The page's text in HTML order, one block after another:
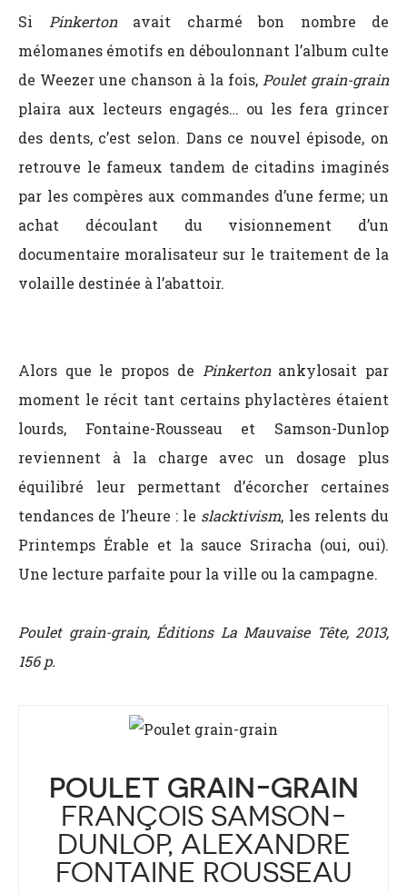
Si Pinkertonavait charmé bon nombre de
mélomanes émotifs en déboulonnant l’album culte
de Weezer une chanson à la fois, Poulet grain-grain
plaira aux lecteurs engagés… ou les fera grincer
des dents, c’est selon. Dans ce nouvel épisode, on
retrouve le fameux tandem de citadins imaginés
par les compères aux commandes d’une ferme; un
achat découlant du visionnement d’un
documentaire moralisateur sur le traitement de la
volaille destinée à l’abattoir.
Alors que le propos de Pinkertonankylosait par
moment le récit tant certains phylactères étaient
lourds, Fontaine-Rousseau et Samson-Dunlop
reviennent à la charge avec un dosage plus
équilibré leur permettant d’écorcher certaines
tendances de l’heure : le slacktivism, les relents du
Printemps Érable et la sauce Sriracha (oui, oui).
Une lecture parfaite pour la ville ou la campagne.
Poulet grain-grain, Éditions La Mauvaise Tête, 2013,
156 p.
POULET GRAIN-GRAIN
FRANÇOIS SAMSON-
DUNLOP, ALEXANDRE
FONTAINE ROUSSEAU